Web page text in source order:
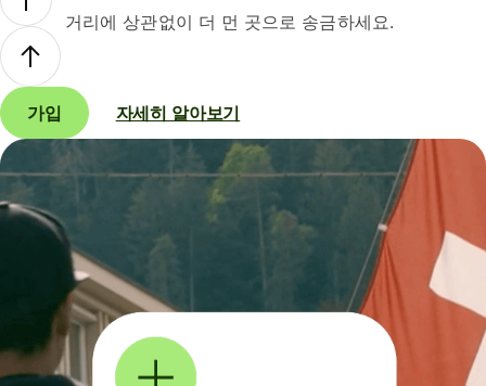
거리에 상관없이 더 먼 곳으로 송금하세요.
가입 자세히 알아보기